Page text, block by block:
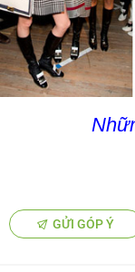
GỬI GÓP Ý